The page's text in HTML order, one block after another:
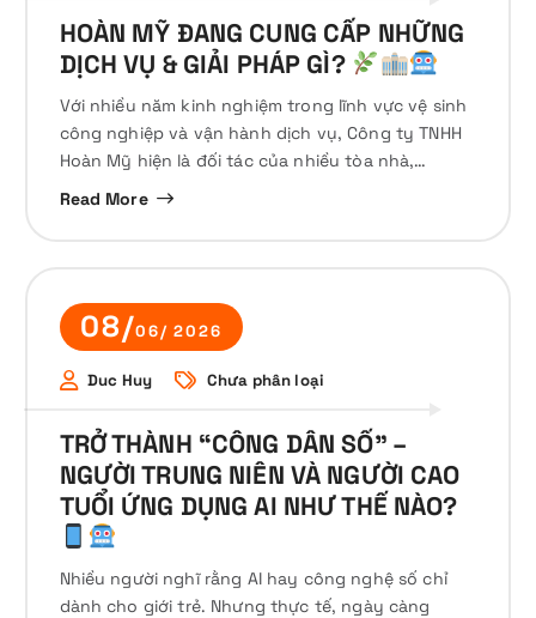
HOÀN MỸ ĐANG CUNG CẤP NHỮNG
DỊCH VỤ & GIẢI PHÁP GÌ?
Với nhiều năm kinh nghiệm trong lĩnh vực vệ sinh
công nghiệp và vận hành dịch vụ, Công ty TNHH
Hoàn Mỹ hiện là đối tác của nhiều tòa nhà,…
Read More
08/06/ 2026
Duc Huy Chưa phân loại
TRỞ THÀNH “CÔNG DÂN SỐ” –
NGƯỜI TRUNG NIÊN VÀ NGƯỜI CAO
TUỔI ỨNG DỤNG AI NHƯ THẾ NÀO?
Nhiều người nghĩ rằng AI hay công nghệ số chỉ
dành cho giới trẻ. Nhưng thực tế, ngày càng